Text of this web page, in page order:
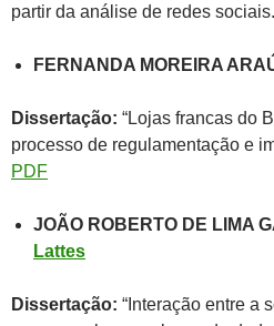
partir da análise de redes
FERNANDA MOREIRA
Dissertação: “Lojas francas do
processo de regulamentação e
PDF
JOÃO ROBERTO DE LIMA
Lattes
Dissertação: “Interação entre a